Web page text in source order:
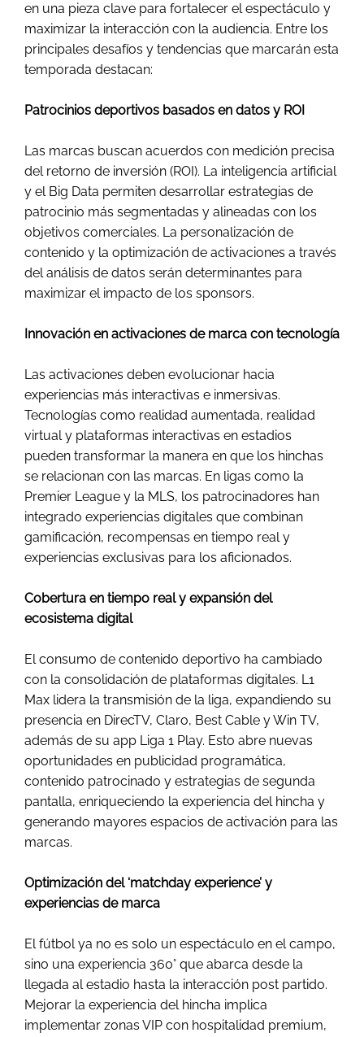
en una pieza clave para fortalecer el espectáculo y
maximizar la interacción con la audiencia. Entre los
principales desafíos y tendencias que marcarán esta
temporada destacan:
Patrocinios deportivos basados en datos y ROI
Las marcas buscan acuerdos con medición precisa
del retorno de inversión (ROI). La inteligencia artificial
y el Big Data permiten desarrollar estrategias de
patrocinio más segmentadas y alineadas con los
objetivos comerciales. La personalización de
contenido y la optimización de activaciones a través
del análisis de datos serán determinantes para
maximizar el impacto de los sponsors.
Innovación en activaciones de marca con tecnología
Las activaciones deben evolucionar hacia
experiencias más interactivas e inmersivas.
Tecnologías como realidad aumentada, realidad
virtual y plataformas interactivas en estadios
pueden transformar la manera en que los hinchas
se relacionan con las marcas. En ligas como la
Premier League y la MLS, los patrocinadores han
integrado experiencias digitales que combinan
gamificación, recompensas en tiempo real y
experiencias exclusivas para los aficionados.
Cobertura en tiempo real y expansión del
ecosistema digital
El consumo de contenido deportivo ha cambiado
con la consolidación de plataformas digitales. L1
Max lidera la transmisión de la liga, expandiendo su
presencia en DirecTV, Claro, Best Cable y Win TV,
además de su app Liga 1 Play. Esto abre nuevas
oportunidades en publicidad programática,
contenido patrocinado y estrategias de segunda
pantalla, enriqueciendo la experiencia del hincha y
generando mayores espacios de activación para las
marcas.
Optimización del ‘matchday experience’ y
experiencias de marca
El fútbol ya no es solo un espectáculo en el campo,
sino una experiencia 360° que abarca desde la
llegada al estadio hasta la interacción post partido.
Mejorar la experiencia del hincha implica
implementar zonas VIP con hospitalidad premium,